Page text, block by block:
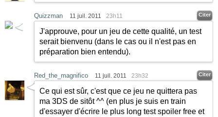
Quizzman 11 juil. 2011 23h11 Citer
J'approuve, pour un jeu de cette qualité, un test
serait bienvenu (dans le cas ou il n'est pas en
préparation bien entendu).
Red_the_magnifico 11 juil. 2011 23h32 Citer
Ce qui est sûr, c'est que ce jeu ne quittera pas
ma 3DS de sitôt ^^ (en plus je suis en train
d'essayer d'écrire le plus long test spoiler free et